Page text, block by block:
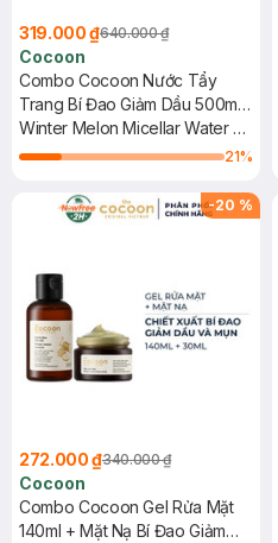
319.000 ₫640.000 ₫
Cocoon
Combo Cocoon Nước Tẩy
Trang Bí Đao Giảm Dầu 500ml
+ Mặt Nạ Nghệ Hưng Yên Giúp
Da Rạng Rỡ 100ml
Winter Melon Micellar Water +
Hung Yen Turmeric Face Mask
21%
-20 %
272.000 ₫340.000 ₫
Cocoon
Combo Cocoon Gel Rửa Mặt
140ml + Mặt Nạ Bí Đao Giảm